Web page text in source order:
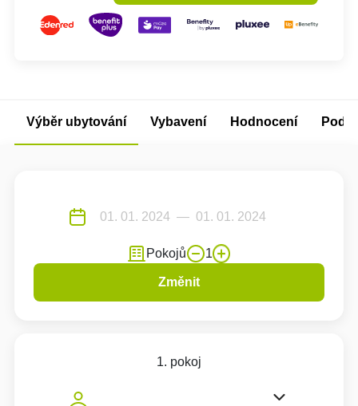
Výběr ubytování Vybavení Hodnocení
Pokojů 1
Změnit
1. pokoj